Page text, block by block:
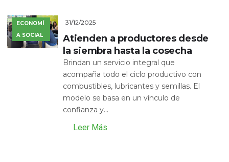
ECONOMÍ
A SOCIAL
31/12/2025
Atienden a productores desde
la siembra hasta la cosecha
Brindan un servicio integral que
acompaña todo el ciclo productivo con
combustibles, lubricantes y semillas. El
modelo se basa en un vínculo de
confianza y...
Leer Más